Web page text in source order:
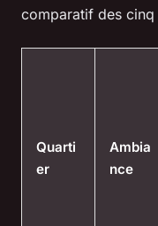
comparatif des cinq
Quarti
er
Ambia
nce